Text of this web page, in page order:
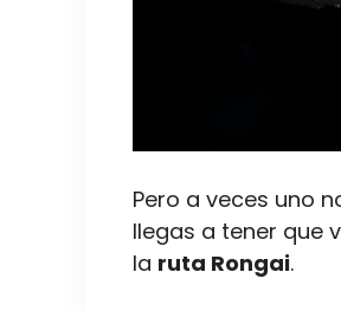
Pero a veces uno
llegas a tener que
la ruta Rongai.